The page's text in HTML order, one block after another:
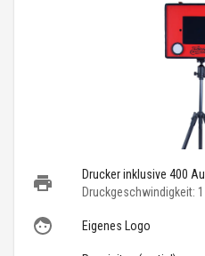
Drucker inklusive 400
Druckgeschwindigkeit:
Eigenes Logo